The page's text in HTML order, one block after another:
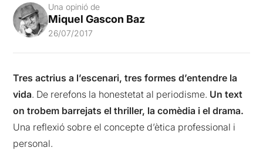
Una opinió de
Miquel Gascon Baz
26/07/2017
Tres actrius a l’escenari, tres formes d’entendre la
vida. De rerefons la honestetat al periodisme. Un text
on trobem barrejats el thriller, la comèdia i el drama.
Una reflexió sobre el concepte d’ètica professional i
personal.